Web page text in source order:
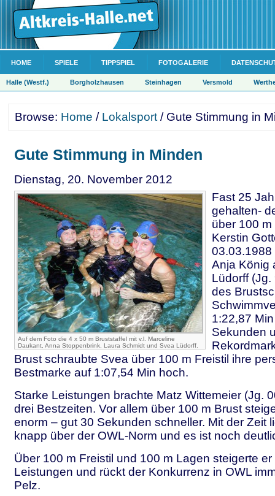
HOME SPIELE TIPPSPIEL FOTOGALERIE
Halle (Westf.) Borgholzhausen Steinhagen Versmold
Browse: Home / Lokalsport / Gute Stimmung in
Gute Stimmung in Minden
Dienstag, 20. November 2012
Auf dem Foto die 4 x 50 m Bruststaffel mit v.l. Marceline
Daukant, Anna Stoppenbrink, Laura Schmidt und Svea Lüdorff.
Fast 25
gehalten-
über 100
Kerstin
03.03.1988
Anja König
Lüdorff
des
1:22,87
Sekunden
Brust schraubte Svea über 100 m Freistil ihre
Bestmarke auf 1:07,54 Min hoch.
Starke Leistungen brachte Matz Wittemeier (Jg.
drei Bestzeiten. Vor allem über 100 m Brust
enorm – gut 30 Sekunden schneller. Mit der Zeit
knapp über der OWL-Norm und es ist noch
Über 100 m Freistil und 100 m Lagen steigerte
Leistungen und rückt der Konkurrenz in OWL
Pelz.